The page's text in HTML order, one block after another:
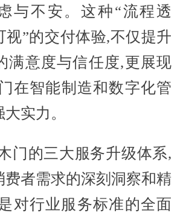
与不安。这种“流程透
视”的交付体验,不仅提升
满意度与信任度,更展现
在智能制造和数字化管
实力。
的三大服务升级体系,
费者需求的深刻洞察和精
对行业服务标准的全面